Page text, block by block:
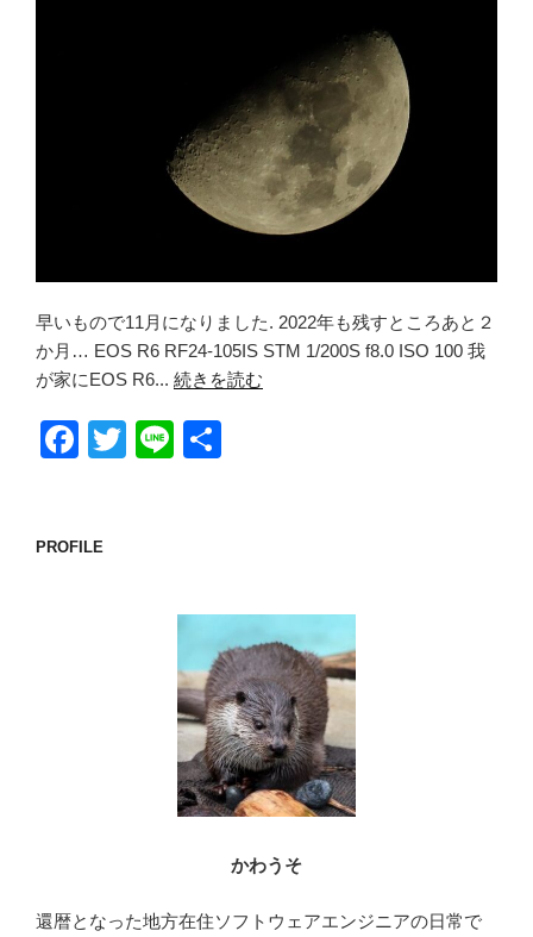
早いもので11月になりました. 2022年も残すところあと２
か月… EOS R6 RF24-105IS STM 1/200S f8.0 ISO 100 我
が家にEOS R6... 続きを読む
F
e
T
Li
PROFILE
かわうそ
還暦となった地方在住ソフトウェアエンジニアの日常で